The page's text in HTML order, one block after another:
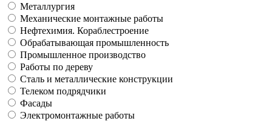
Металлургия
Механические монтажные работы
Нефтехимия. Кораблестроение
Обрабатывающая промышленность
Промышленное производство
Работы по дереву
Сталь и металлические конструкции
Телеком подрядчики
Фасады
Электромонтажные работы